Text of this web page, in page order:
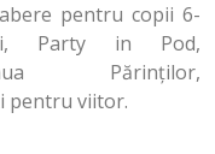
pentru copii 6-
Party in Pod,
Părinților,
pentru viitor.